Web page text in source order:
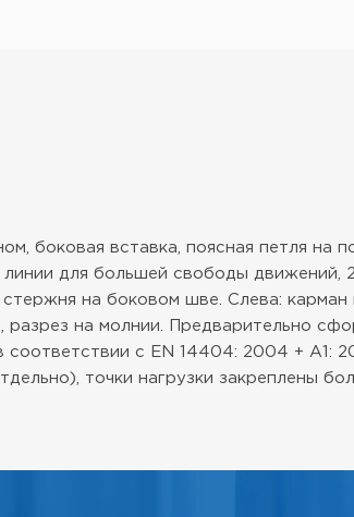
боковая вставка, поясная петля
для большей свободы движений,
на боковом шве. Слева:
на молнии. Предварительно
с EN 14404: 2004 + A1:
точки нагрузки закреплены